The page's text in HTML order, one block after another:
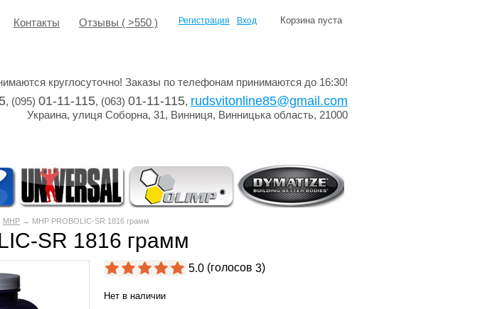
Контакты
Отзывы ( >550 )
Корзина пуста
Регистрация Вход
круглосуточно! Заказы по телефонам принимаются до 16:30!
, (095) 01-11-115, (063) 01-11-115, rudsvitonline85@gmail.com
Украина, улиця Соборна, 31, Винниця, Винницька область, 21000
MHP → MHP PROBOLIC-SR 1816 грамм
SR 1816 грамм
5.0 (голосов 3)
Нет в наличии